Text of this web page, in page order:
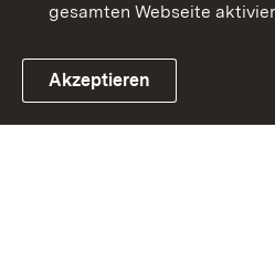
Link zum Landesportal
gesamten Webseite
Akzeptieren